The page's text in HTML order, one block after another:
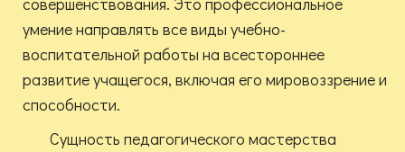
умение направлять все виды учебно-
воспитательной работы на всестороннее
развитие учащегося, включая его мировоззрение и
способности.
Сущность педагогического мастерства